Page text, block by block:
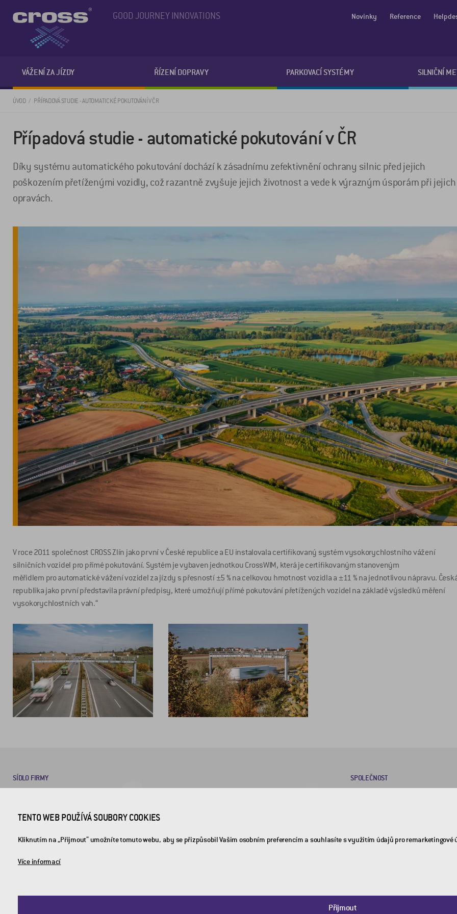
GOOD JOURNEY INNOVATIONS
VÁŽENÍ ZA JÍZDY ŘÍZENÍ DOPRAVY PARKOVACÍ SYSTÉMY SILNIČNÍ
Novinky Reference
ÚVOD PŘÍPADOVÁ STUDIE - AUTOMATICKÉ POKUTOVÁNÍ V ČR
Případová studie - automatické pokutování v ČR
Díky systému automatického pokutování dochází k zásadnímu zefektivnění ochrany silnic před jejich
poškozením přetíženými vozidly, což razantně zvyšuje jejich životnost a vede k výrazným úsporám při jejich
opravách.
V roce 2011 společnost CROSS Zlín jako první v České republice a EU instalovala certiﬁkovaný systém vysokorychlostního vážení
silničních vozidel pro přímé pokutování. Systém je vybaven jednotkou CrossWIM, která je certiﬁkovaným stanoveným
měřidlem pro automatické vážení vozidel za jízdy s přesností ±5 % na celkovou hmotnost vozidla a ±11 % na jednotlivou nápravu.
republika jako první představila právní předpisy, které umožňují přímé pokutování přetížených vozidel na základě výsledků měření
vysokorychlostních vah.“
SÍDLO FIRMY
Průmyslová 1395
763 02 Zlín-Malenovice
SPOLEČNOST
Politika ISŘ
TENTO WEB POUŽÍVÁ SOUBORY COOKIES
Kliknutím na „Přijmout“ umožníte tomuto webu, aby se přizpůsobil Vašim osobním preferencím a souhlasíte s využitím údajů pro remarketingové
Více informací
Přijmout